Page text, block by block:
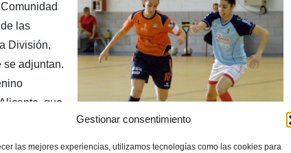
Gestionar consentimiento
las mejores experiencias, utilizamos tecnologías como las cookies para
las
División,
se adjuntan.
que
casa el
FSF.